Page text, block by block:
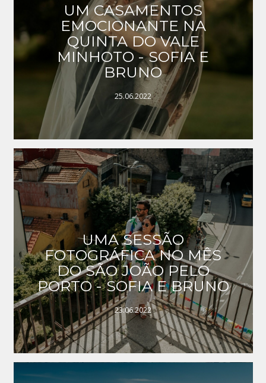
UM CASAMENTOS
EMOCIONANTE NA
QUINTA DO VALE
MINHOTO - SOFIA E
BRUNO
25.06.2022
UMA SESSÃO
FOTOGRÁFICA NO MÊS
DO SÃO JOÃO PELO
PORTO - SOFIA E BRUNO
23.06.2022